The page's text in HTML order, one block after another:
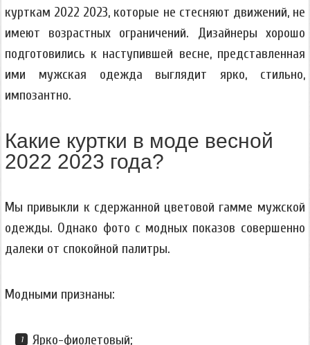
курткам 2022 2023, которые не стесняют движений, не
имеют возрастных ограничений. Дизайнеры хорошо
подготовились к наступившей весне, представленная
ими мужская одежда выглядит ярко, стильно,
импозантно.
Какие куртки в моде весной
2022 2023 года?
Мы привыкли к сдержанной цветовой гамме мужской
одежды. Однако фото с модных показов совершенно
далеки от спокойной палитры.
Модными признаны:
Ярко-фиолетовый;